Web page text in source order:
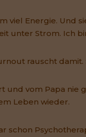
viel Energie. Und
unter Strom. Ich
rauscht damit.
und vom Papa nie
Leben wieder.
schon